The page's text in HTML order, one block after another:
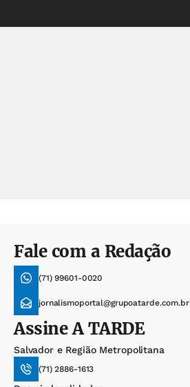
Fale com a Redação
(71) 99601-0020
jornalismoportal@grupoatarde.com.br
AssineA TARDE
Salvador e Região Metropolitana
(71) 2886-1613